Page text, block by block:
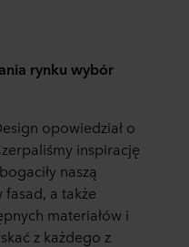
rynku wybór
opowiedział o
inspirację
naszą
a także
materiałów i
z każdego z